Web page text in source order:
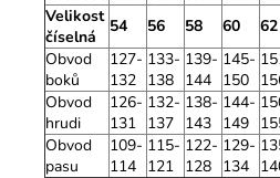
Velikost
číselná
54 56 58 60 62
Obvod
boků
127-
132
133-
138
139-
144
145-
150
Obvod
hrudi
126-
131
132-
137
138-
143
144-
149
Obvod
pasu
109-
114
115-
121
122-
128
129-
134